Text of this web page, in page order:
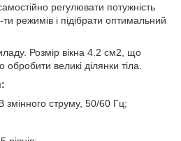
регулювати потужність
режимів і підібрати оптимальний
Розмір вікна 4.2 см2, що
великі ділянки тіла.
струму, 50/60 Гц;